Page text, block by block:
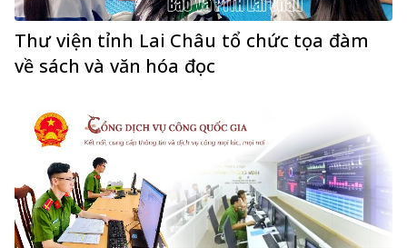
Thư viện tỉnh Lai Châu tổ chức tọa đàm
về sách và văn hóa đọc